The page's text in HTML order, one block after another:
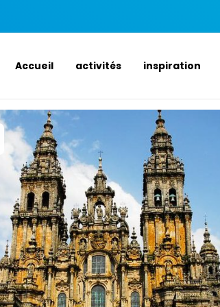
Accueil activités inspiration